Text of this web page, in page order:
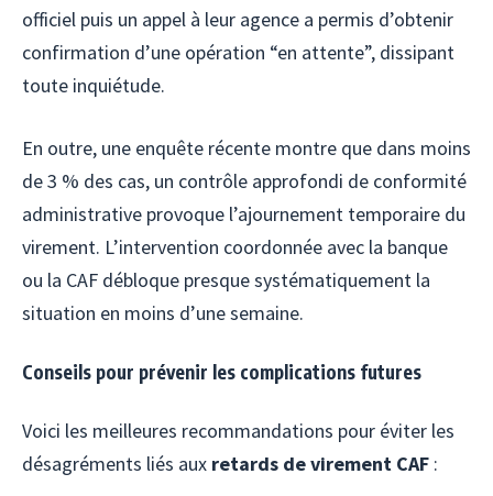
officiel puis un appel à leur agence a permis d’obtenir
confirmation d’une opération “en attente”, dissipant
toute inquiétude.
En outre, une enquête récente montre que dans moins
de 3 % des cas, un contrôle approfondi de conformité
administrative provoque l’ajournement temporaire du
virement. L’intervention coordonnée avec la banque
ou la CAF débloque presque systématiquement la
situation en moins d’une semaine.
Conseils pour prévenir les complications futures
Voici les meilleures recommandations pour éviter les
désagréments liés aux retards de virement CAF :